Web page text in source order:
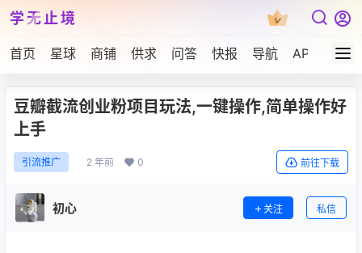
学无止境
首页 星球 商铺 供求 问答 快报 导航 APP下载
豆瓣截流创业粉项目玩法,一键操作,简单操作好
上手
引流推广 2 年前 0 前往下载
初心 关注 私信